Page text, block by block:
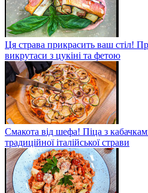
Ця страва прикрасить ваш стіл!
викрутаси з цукіні та фетою
Смакота від шефа! Піца з
традиційної італійської страви